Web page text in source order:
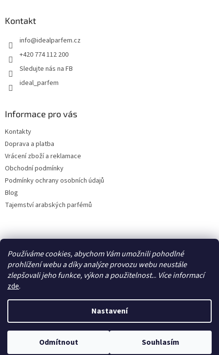
Používáme cookies, abychom Vám umožnili pohodlné
prohlížení webu a díky analýze provozu webu neustále
zlepšovali jeho funkce, výkon a použitelnost... Víceinformací
zde.
Nastavení
Odmítnout Souhlasím
Kontakt
info@idealparfem.cz
+420 774 112 200
Sledujte nás na FB
ideal_parfem
Informace pro vás
Kontakty
Doprava a platba
Vrácení zboží a reklamace
Obchodní podmínky
Podmínky ochrany osobních údajů
Blog
Tajemství arabských parfémů
Copyright 2026IdealParfém. Všechna práva vyhrazena.Upravit